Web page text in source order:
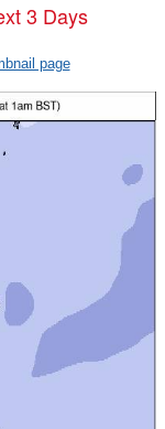
3 Days
page